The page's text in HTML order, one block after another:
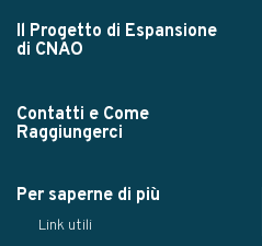
Il Progetto di Espansione
di CNAO
Contatti e Come
Raggiungerci
Per saperne di più
Link utili